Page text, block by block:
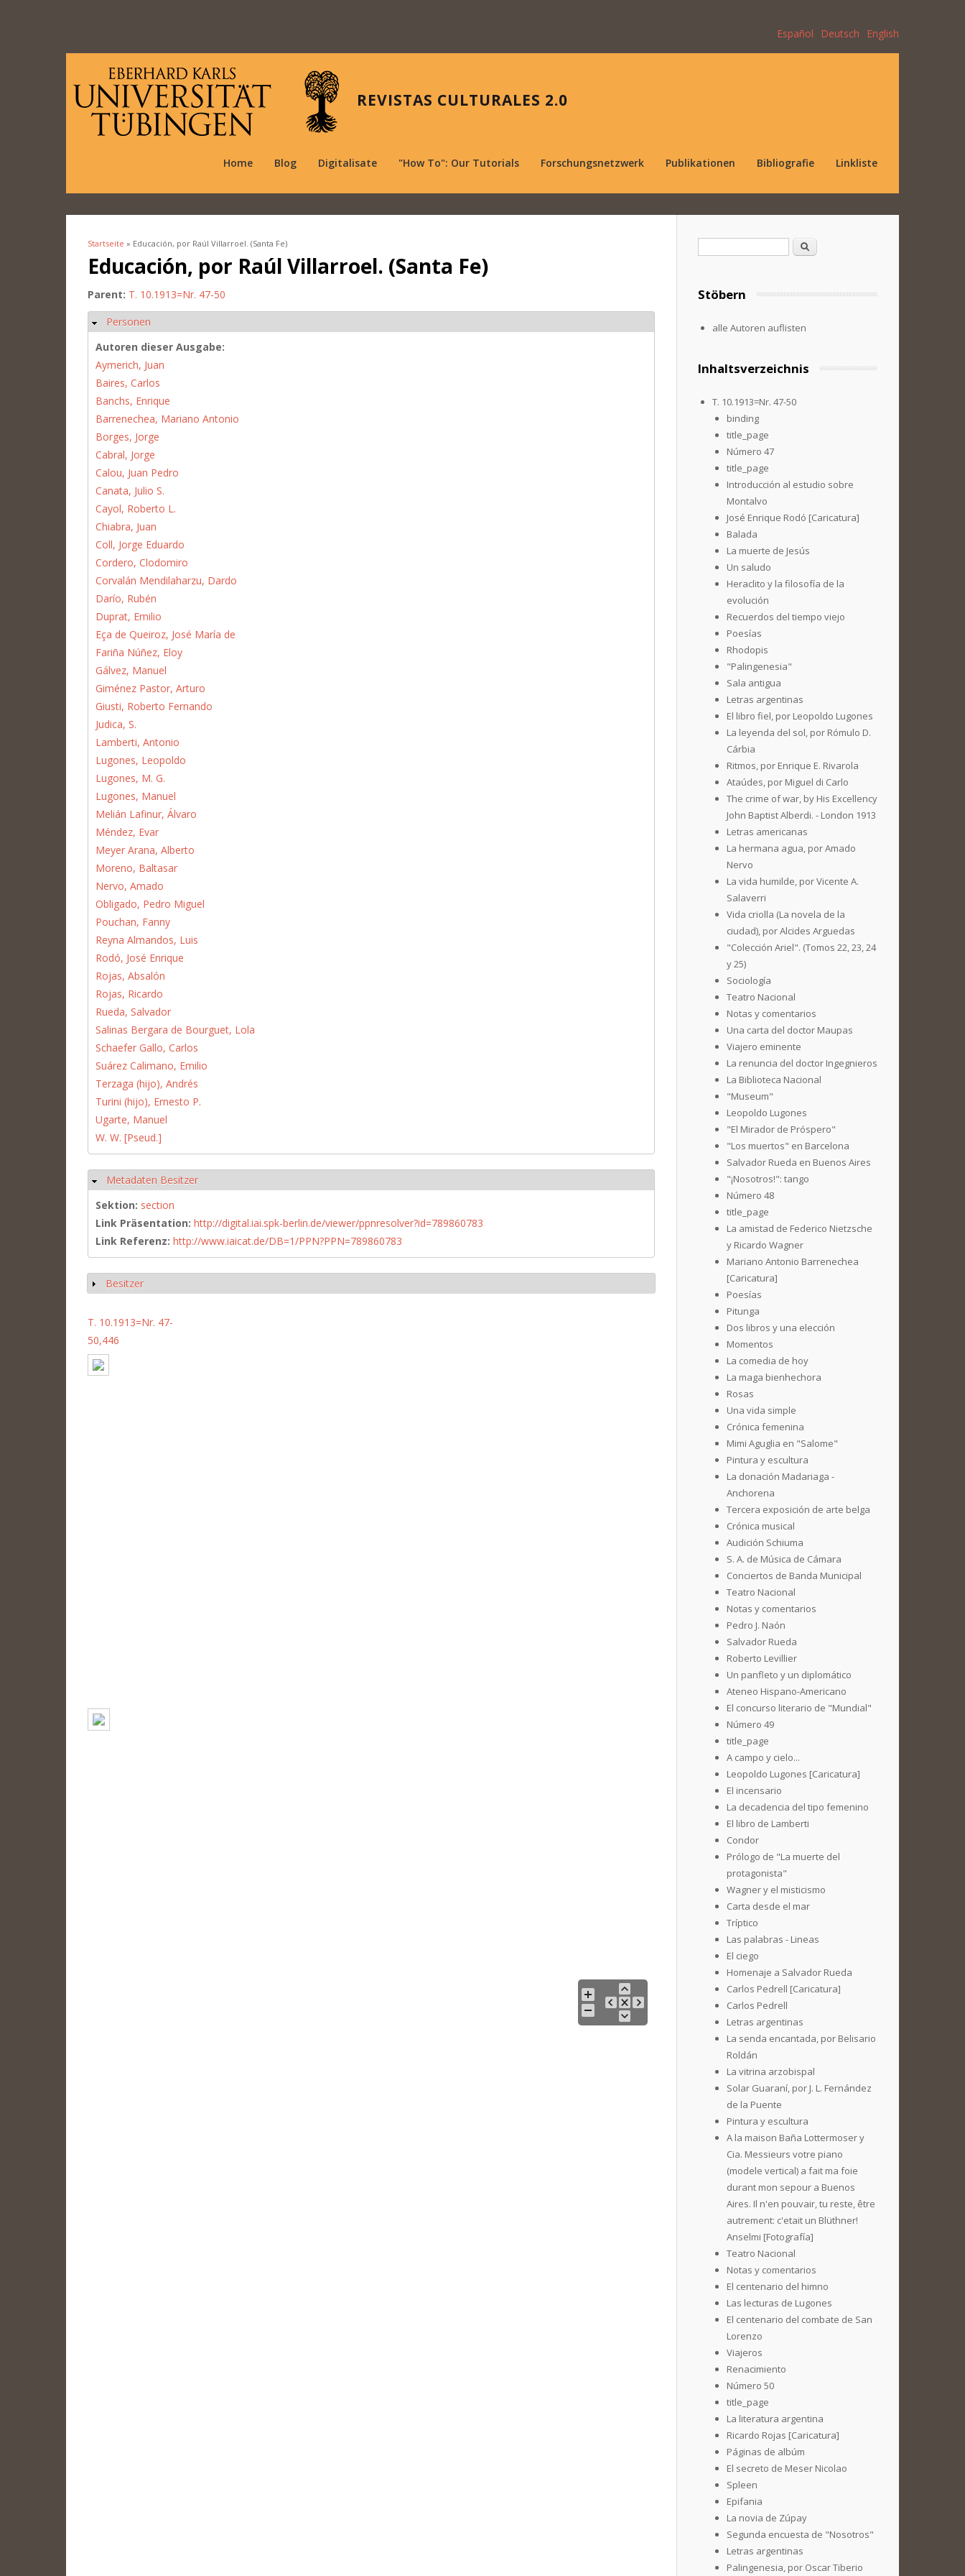
Español Deutsch English
REVISTAS CULTURALES 2.0
Home Blog Digitalisate "How To": Our Tutorials Forschungsnetzwerk Publikationen Bibliografie Linkliste
Sie sind hier
Startseite » Educación, por Raúl Villarroel. (Santa Fe)
Educación, por Raúl Villarroel. (Santa Fe)
Parent: T. 10.1913=Nr. 47-50
Ausblenden
Personen
Autoren dieser Ausgabe:
Aymerich, Juan
Baires, Carlos
Banchs, Enrique
Barrenechea, Mariano Antonio
Borges, Jorge
Cabral, Jorge
Calou, Juan Pedro
Canata, Julio S.
Cayol, Roberto L.
Chiabra, Juan
Coll, Jorge Eduardo
Cordero, Clodomiro
Corvalán Mendilaharzu, Dardo
Darío, Rubén
Duprat, Emilio
Eça de Queiroz, José María de
Fariña Núñez, Eloy
Gálvez, Manuel
Giménez Pastor, Arturo
Giusti, Roberto Fernando
Judica, S.
Lamberti, Antonio
Lugones, Leopoldo
Lugones, M. G.
Lugones, Manuel
Melián Lafinur, Álvaro
Méndez, Evar
Meyer Arana, Alberto
Moreno, Baltasar
Nervo, Amado
Obligado, Pedro Miguel
Pouchan, Fanny
Reyna Almandos, Luis
Rodó, José Enrique
Rojas, Absalón
Rojas, Ricardo
Rueda, Salvador
Salinas Bergara de Bourguet, Lola
Schaefer Gallo, Carlos
Suárez Calimano, Emilio
Terzaga (hijo), Andrés
Turini (hijo), Ernesto P.
Ugarte, Manuel
W. W. [Pseud.]
Ausblenden
Metadaten Besitzer
Sektion: section
Link Präsentation: http://digital.iai.spk-berlin.de/viewer/ppnresolver?id=789860783
Link Referenz: http://www.iaicat.de/DB=1/PPN?PPN=789860783
Anzeigen
Besitzer
T. 10.1913=Nr. 47-
50,446
Suche
Stöbern
alle Autoren auflisten
Inhaltsverzeichnis
T. 10.1913=Nr. 47-50
binding
title_page
Número 47
title_page
Introducción al estudio sobre
Montalvo
José Enrique Rodó [Caricatura]
Balada
La muerte de Jesús
Un saludo
Heraclito y la filosofía de la
evolución
Recuerdos del tiempo viejo
Poesías
Rhodopis
"Palingenesia"
Sala antigua
Letras argentinas
El libro fiel, por Leopoldo Lugones
La leyenda del sol, por Rómulo D.
Cárbia
Ritmos, por Enrique E. Rivarola
Ataúdes, por Miguel di Carlo
The crime of war, by His Excellency
John Baptist Alberdi. - London 1913
Letras americanas
La hermana agua, por Amado
Nervo
La vida humilde, por Vicente A.
Salaverri
Vida criolla (La novela de la
ciudad), por Alcides Arguedas
"Colección Ariel". (Tomos 22, 23, 24
y 25)
Sociología
Teatro Nacional
Notas y comentarios
Una carta del doctor Maupas
Viajero eminente
La renuncia del doctor Ingegnieros
La Biblioteca Nacional
"Museum"
Leopoldo Lugones
"El Mirador de Próspero"
"Los muertos" en Barcelona
Salvador Rueda en Buenos Aires
"¡Nosotros!": tango
Número 48
title_page
La amistad de Federico Nietzsche
y Ricardo Wagner
Mariano Antonio Barrenechea
[Caricatura]
Poesías
Pitunga
Dos libros y una elección
Momentos
La comedia de hoy
La maga bienhechora
Rosas
Una vida simple
Crónica femenina
Mimi Aguglia en "Salome"
Pintura y escultura
La donación Madariaga -
Anchorena
Tercera exposición de arte belga
Crónica musical
Audición Schiuma
S. A. de Música de Cámara
Conciertos de Banda Municipal
Teatro Nacional
Notas y comentarios
Pedro J. Naón
Salvador Rueda
Roberto Levillier
Un panfleto y un diplomático
Ateneo Hispano-Americano
El concurso literario de "Mundial"
Número 49
title_page
A campo y cielo...
Leopoldo Lugones [Caricatura]
El incensario
La decadencia del tipo femenino
El libro de Lamberti
Condor
Prólogo de "La muerte del
protagonista"
Wagner y el misticismo
Carta desde el mar
Tríptico
Las palabras - Lineas
El ciego
Homenaje a Salvador Rueda
Carlos Pedrell [Caricatura]
Carlos Pedrell
Letras argentinas
La senda encantada, por Belisario
Roldán
La vitrina arzobispal
Solar Guaraní, por J. L. Fernández
de la Puente
Pintura y escultura
A la maison Baña Lottermoser y
Cia. Messieurs votre piano
(modele vertical) a fait ma foie
durant mon sepour a Buenos
Aires. Il n'en pouvair, tu reste, être
autrement: c'etait un Blüthner!
Anselmi [Fotografía]
Teatro Nacional
Notas y comentarios
El centenario del himno
Las lecturas de Lugones
El centenario del combate de San
Lorenzo
Viajeros
Renacimiento
Número 50
title_page
La literatura argentina
Ricardo Rojas [Caricatura]
Páginas de albúm
El secreto de Meser Nicolao
Spleen
Epifania
La novia de Zúpay
Segunda encuesta de "Nosotros"
Letras argentinas
Palingenesia, por Oscar Tiberio